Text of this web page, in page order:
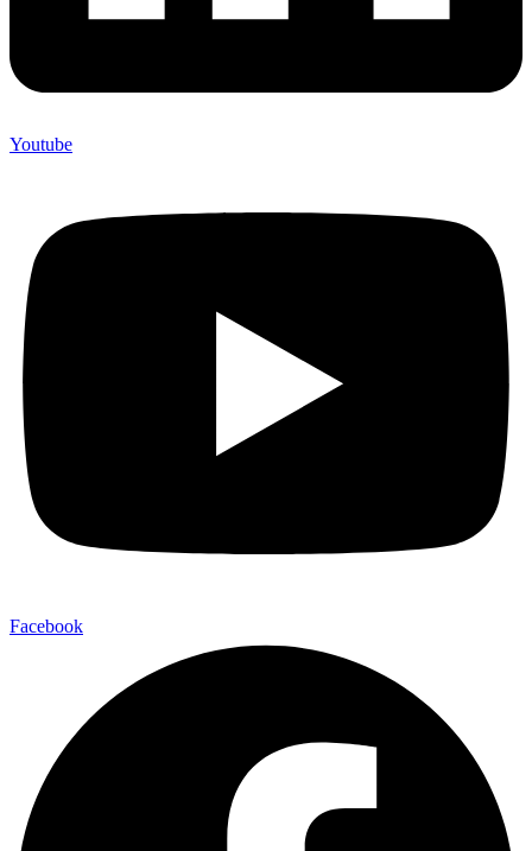
Youtube
Facebook